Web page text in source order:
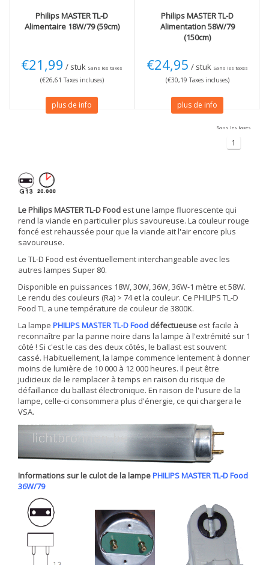
PhilipsMASTER TL-D
Alimentaire 18W/79 (59cm)
€21,99 / stuk Sans les taxes
(€26,61 Taxes incluses)
plus de info
PhilipsMASTER TL-D
Alimentation 58W/79
(150cm)
€24,95 / stuk Sans les taxes
(€30,19 Taxes incluses)
plus de info
Sans les taxes
1
Le Philips MASTER TL-D Food est une lampe fluorescente qui
rend la viande en particulier plus savoureuse. La couleur rouge
foncé est rehaussée pour que la viande ait l'air encore plus
savoureuse.
Le TL-D Food est éventuellement interchangeable avec les
autres lampes Super 80.
Disponible en puissances 18W, 30W, 36W, 36W-1 mètre et 58W.
Le rendu des couleurs (Ra) > 74 et la couleur. Ce PHILIPS TL-D
Food TL a une température de couleur de 3800K.
La lampe PHILIPS MASTER TL-D Food défectueuse est facile à
reconnaître par la panne noire dans la lampe à l'extrémité sur 1
côté ! Si c'est le cas des deux côtés, le ballast est souvent
cassé. Habituellement, la lampe commence lentement à donner
moins de lumière de 10 000 à 12 000 heures. Il peut être
judicieux de le remplacer à temps en raison du risque de
défaillance du ballast électronique. En raison de l'usure de la
lampe, celle-ci consommera plus d'énergie, ce qui chargera le
VSA.
Informations sur le culot de la lampePHILIPS MASTER TL-D Food
36W/79